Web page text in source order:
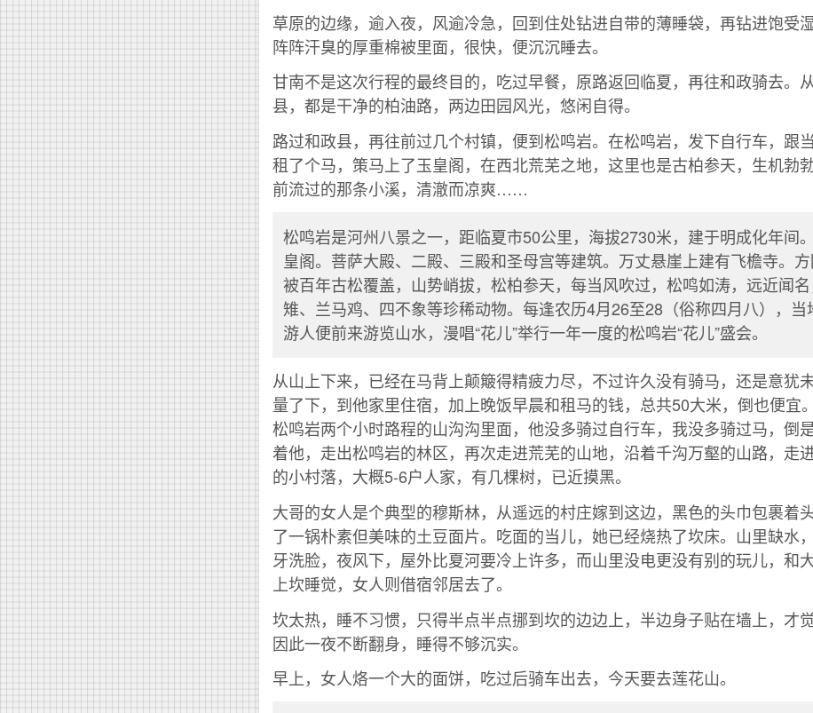
草原的边缘，逾入夜，风逾冷急，回到住处钻进自带的薄睡袋，再钻进饱受
阵阵汗臭的厚重棉被里面，很快，便沉沉睡去。
甘南不是这次行程的最终目的，吃过早餐，原路返回临夏，再往和政骑去。
县，都是干净的柏油路，两边田园风光，悠闲自得。
路过和政县，再往前过几个村镇，便到松鸣岩。在松鸣岩，发下自行车，跟
租了个马，策马上了玉皇阁，在西北荒芜之地，这里也是古柏参天，生机勃
前流过的那条小溪，清澈而凉爽……
松鸣岩是河州八景之一，距临夏市50公里，海拔2730米，建于明成化年间
皇阁。菩萨大殿、二殿、三殿和圣母宫等建筑。万丈悬崖上建有飞檐寺。
被百年古松覆盖，山势峭拔，松柏参天，每当风吹过，松鸣如涛，远近闻名
雉、兰马鸡、四不象等珍稀动物。每逢农历4月26至28（俗称四月八），当
游人便前来游览山水，漫唱“花儿”举行一年一度的松鸣岩“花儿”盛会。
从山上下来，已经在马背上颠簸得精疲力尽，不过许久没有骑马，还是意犹
量了下，到他家里住宿，加上晚饭早晨和租马的钱，总共50大米，倒也便宜
松鸣岩两个小时路程的山沟沟里面，他没多骑过自行车，我没多骑过马，倒
着他，走出松鸣岩的林区，再次走进荒芜的山地，沿着千沟万壑的山路，走
的小村落，大概5-6户人家，有几棵树，已近摸黑。
大哥的女人是个典型的穆斯林，从遥远的村庄嫁到这边，黑色的头巾包裹着
了一锅朴素但美味的土豆面片。吃面的当儿，她已经烧热了坎床。山里缺水
牙洗脸，夜风下，屋外比夏河要冷上许多，而山里没电更没有别的玩儿，和
上坎睡觉，女人则借宿邻居去了。
坎太热，睡不习惯，只得半点半点挪到坎的边边上，半边身子贴在墙上，才
因此一夜不断翻身，睡得不够沉实。
早上，女人烙一个大的面饼，吃过后骑车出去，今天要去莲花山。